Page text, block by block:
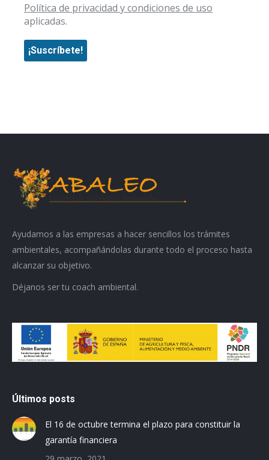
Política de privacidad y condiciones de uso
aplicadas.
Ayudamos a las empresas a hacer sencillos los trámites
ambientales, acompañándolas durante todo el proceso hasta
alcanzar su objetivo.
Déjanos ser tu coach ambiental.
Últimos posts
El 16 de octubre termina el plazo para constituir la
garantía financiera